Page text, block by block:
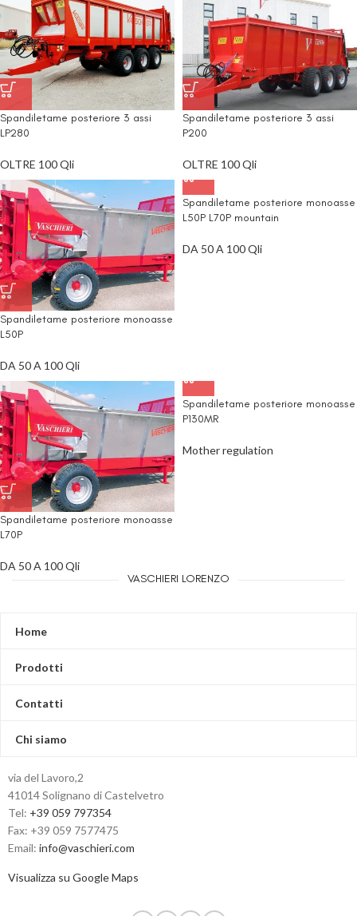
Spandiletame posteriore 3 assi
LP280
OLTRE 100 Qli
Spandiletame posteriore 3 assi
P200
OLTRE 100 Qli
Spandiletame posteriore monoasse
L50P
DA 50 A 100 Qli
Spandiletame posteriore monoasse
L50P L70P mountain
DA 50 A 100 Qli
Spandiletame posteriore monoasse
L70P
DA 50 A 100 Qli
Spandiletame posteriore monoasse
P130MR
Mother regulation
VASCHIERI LORENZO
Home
Prodotti
Contatti
Chi siamo
via del Lavoro,2
41014 Solignano di Castelvetro
Tel: +39 059 797354
Fax: +39 059 7577475
Email: info@vaschieri.com
Visualizza su Google Maps